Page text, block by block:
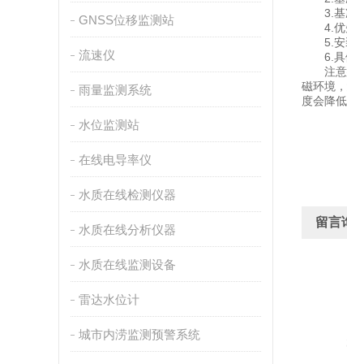
GNSS位移监测站
流速仪
雨量监测系统
水位监测站
在线电导率仪
水质在线检测仪器
水质在线分析仪器
水质在线监测设备
雷达水位计
城市内涝监测预警系统
3.基准
4.优先
5.安装
6.具体
注意事
磁环境
度会降
留言